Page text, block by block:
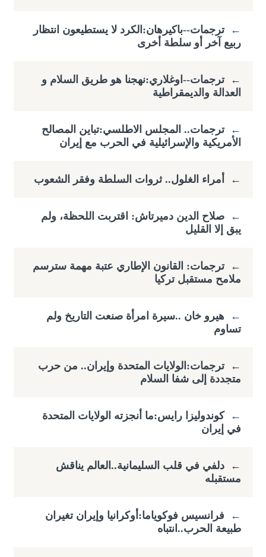
← ترجمات--باكيرهان:الكرد لا يستطيعون انتظار
ربيع آخر أو سلطة أخرى
← ترجمات--اوغلاري:نهجنا هو طريق السلام و
العدالة والديمقراطية
← ترجمات.. المجلس الاطلسي:تباين المصالح
الأمريكية والإسرائيلية في الحرب مع إيران
← أمراء الغلول.. ثروات السلطة وفقر الشعوب
←
صلاح الدين دميرتاش: اقتربت اللحظة، ولم
يبق إلا القليل
← ترجمات: القانون الإطاري عتبة مهمة سترسم
ملامح مستقبل تركيا
←
هيرو خان ..سيرة امرأة صنعت التاريخ ولم
تساوم
← ترجمات:الولايات المتحدة وإيران.. من حرب
متجددة إلى شفا السلام
← كوندوليزا رايس:ما أنجزته الولايات المتحدة
في إيران
←
دلفي في قلب السليمانية..العالم يناقش
مستقبله
←
فرانسيس فوكوياما:أوكرانيا وإيران تغيران
طبيعة الحرب..انتباه